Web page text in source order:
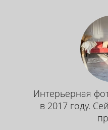
Интерьерная
в 2017 году.